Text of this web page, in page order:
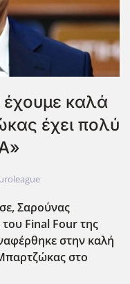
έχουμε καλά
έχει πολύ
Σαρούνας
του Final Four της
στην καλή
στο